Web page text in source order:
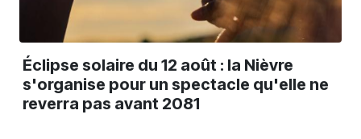
Éclipse solaire du 12 août : la Nièvre
s'organise pour un spectacle qu'elle ne
reverra pas avant 2081